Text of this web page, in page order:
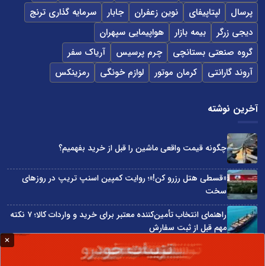
پرسال
لپتاپیفای نوین زعفران جابار
سرمایه گذاری ترنج
دیجی زرگر
بیمه بازار
هواپیمایی سپهران
گروه صنعتی بستانچی
چرم پرسیس
آریاک سفر
آروند گارانتی
کرمان موتور لوازم خونگی رمزینکس
آخرین نوشته
چگونه قیمت واقعی ماشین را قبل از خرید بفهمیم؟
«قسطی هتل رزرو کن!»؛ روایت کمپین اسنپ تریپ در روزهای
سخت
راهنمای انتخاب تأمین‌کننده معتبر برای خرید و واردات کالا؛ ۷ نکته
مهم قبل از ثبت سفارش
در اقتصاد دیجیتال، خوش‌بینی جای آمادگی را نمی‌گیرد